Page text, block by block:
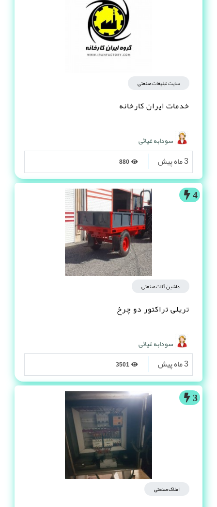
سایت تبلیغات صنعتی
خدمات ایران کارخانه
سودابه غیاثی
3 ماه پیش
4
ماشین آلات صنعتی
تریلی تراکتور دو چرخ
سودابه غیاثی
3 ماه پیش
3
املاک صنعتی